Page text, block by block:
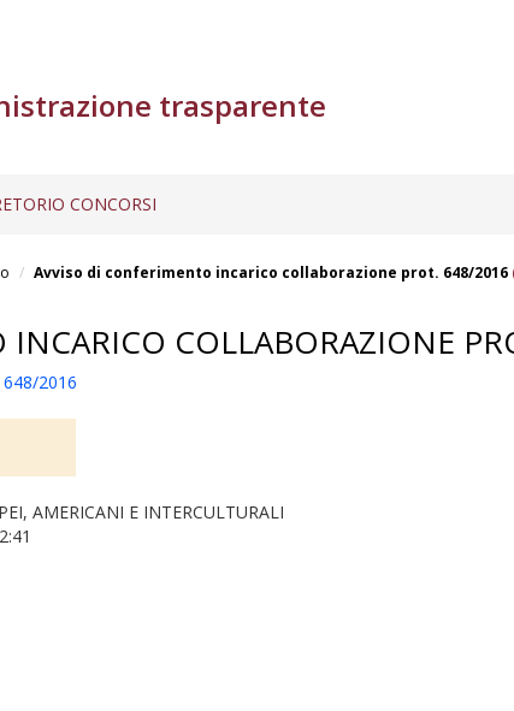
trasparente
CONCORSI
Avviso di conferimento incarico collaborazione prot. 648/2016
COLLABORAZIONE
2016
AMERICANI E INTERCULTURALI